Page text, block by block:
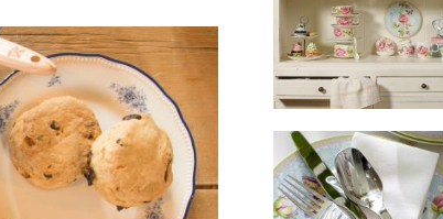
ŚNIADANIA PRZYSTAWKI ZUPY
DODATKI PRZETWORY INNE